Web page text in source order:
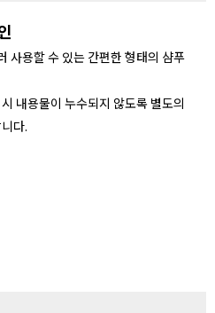
사용할 수 있는 간편한 형태의 샴푸
내용물이 누수되지 않도록 별도의
다.